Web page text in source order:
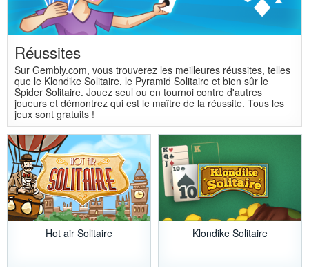
Réussites
Sur Gembly.com, vous trouverez les meilleures réussites, telles
que le Klondike Solitaire, le Pyramid Solitaire et bien sûr le
Spider Solitaire. Jouez seul ou en tournoi contre d'autres
joueurs et démontrez qui est le maître de la réussite. Tous les
jeux sont gratuits !
Hot air Solitaire Klondike Solitaire